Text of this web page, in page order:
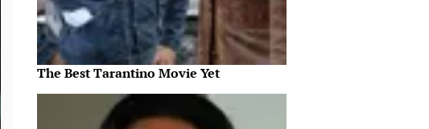
The Best Tarantino Movie Yet